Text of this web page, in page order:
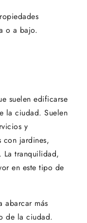
o a bajo.
suelen edificarse
la ciudad. Suelen
y
con jardines,
La tranquilidad,
en este tipo de
abarcar más
de la ciudad.